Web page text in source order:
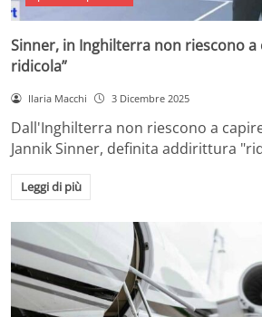
Sinner, in Inghilterra non riescono a
ridicola”
Ilaria Macchi 3 Dicembre 2025
Dall'Inghilterra non riescono a
Jannik Sinner, definita addirittura
Leggi di più